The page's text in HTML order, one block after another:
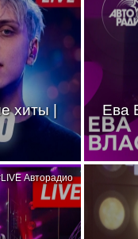
хиты |
Ева
Авторадио